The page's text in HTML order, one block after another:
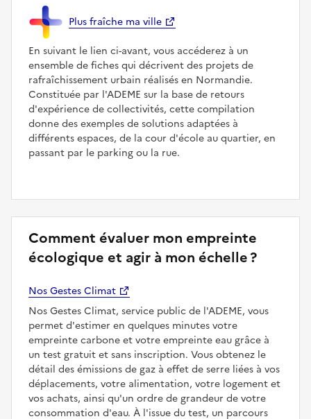
Plus fraîche ma ville
En suivant le lien ci-avant, vous accéderez à un
ensemble de fiches qui décrivent des projets de
rafraîchissement urbain réalisés en Normandie.
Constituée par l'ADEME sur la base de retours
d'expérience de collectivités, cette compilation
donne des exemples de solutions adaptées à
différents espaces, de la cour d'école au quartier, en
passant par le parking ou la rue.
Comment évaluer mon empreinte
écologique et agir à mon échelle ?
Nos Gestes Climat
Nos Gestes Climat, service public de l'ADEME, vous
permet d'estimer en quelques minutes votre
empreinte carbone et votre empreinte eau grâce à
un test gratuit et sans inscription. Vous obtenez le
détail des émissions de gaz à effet de serre liées à vos
déplacements, votre alimentation, votre logement et
vos achats, ainsi qu'un ordre de grandeur de votre
consommation d'eau. À l'issue du test, un parcours